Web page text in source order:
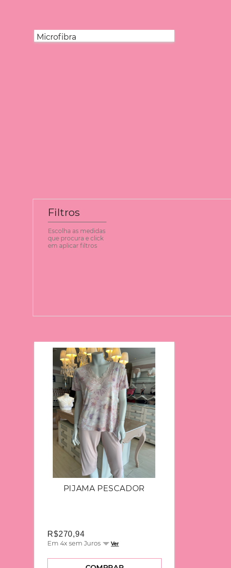
Microfibra
Filtros
Escolha as medidas
que procura e click
em aplicar filtros
PIJAMA PESCADOR
R$270,94
Em 4x sem Juros Ver